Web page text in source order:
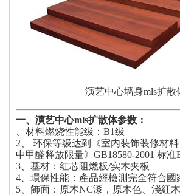
演艺中心墙身mls扩散
一、演艺中心mls扩散体参数：
、材料燃烧性能级：B1级
2、 环保等级达到《室内装饰装修材
中甲醛释放限量》GB18580-2001 标
3、基材：红芯阻燃板/实木夹板
4、環保性能：產品經檢測完全符合國
5、飾面：原木NC漆，原木色、淺紅